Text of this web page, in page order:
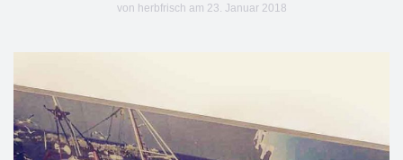
von herbfrisch am 23. Januar 2018